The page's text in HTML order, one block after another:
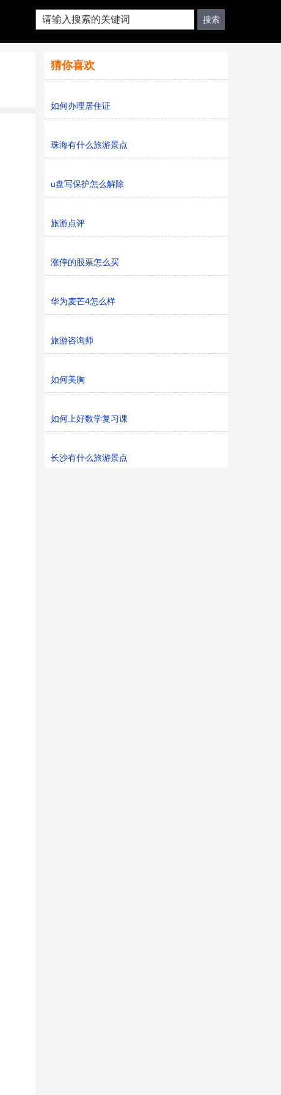
猜你喜欢
如何办理居住证
珠海有什么旅游景点
u盘写保护怎么解除
旅游点评
涨停的股票怎么买
华为麦芒4怎么样
旅游咨询师
如何美胸
如何上好数学复习课
长沙有什么旅游景点